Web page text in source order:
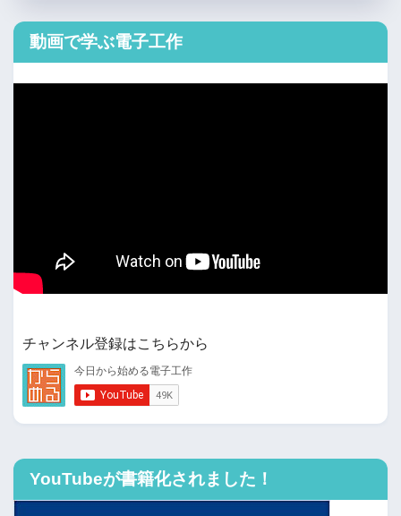
動画で学ぶ電子工作
チャンネル登録はこちらから
YouTubeが書籍化されました！